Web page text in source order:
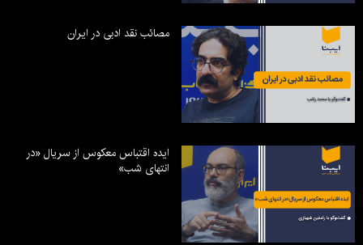
مصائب نقد ادبی در ایران
ایده اقتباس معکوس از سریال «در
انتهای شب»